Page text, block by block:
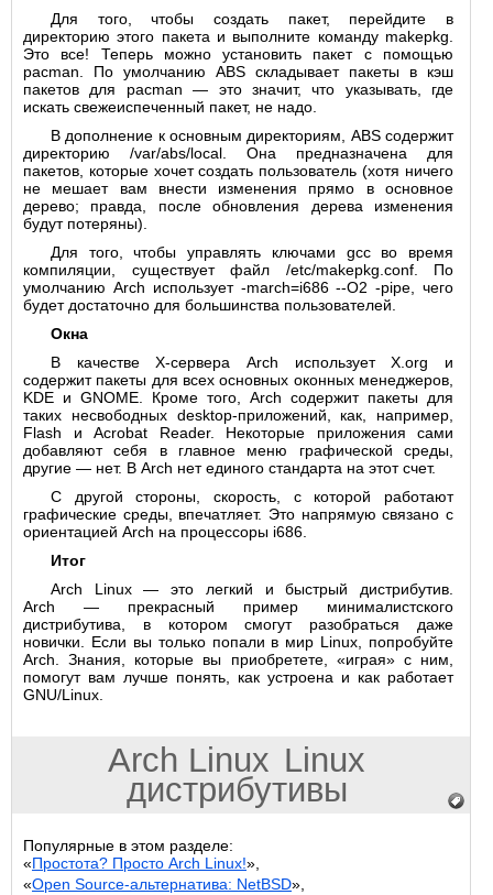
Для того, чтобы создать пакет, перейдите в
директорию этого пакета и выполните команду makepkg.
Это все! Теперь можно установить пакет с помощью
pacman. По умолчанию ABS складывает пакеты в кэш
пакетов для pacman — это значит, что указывать, где
искать свежеиспеченный пакет, не надо.
В дополнение к основным директориям, ABS содержит
директорию /var/abs/local. Она предназначена для
пакетов, которые хочет создать пользователь (хотя ничего
не мешает вам внести изменения прямо в основное
дерево; правда, после обновления дерева изменения
будут потеряны).
Для того, чтобы управлять ключами gcc во время
компиляции, существует файл /etc/makepkg.conf. По
умолчанию Arch использует -march=i686 --O2 -pipe, чего
будет достаточно для большинства пользователей.
Окна
В качестве X-сервера Arch использует X.org и
содержит пакеты для всех основных оконных менеджеров,
KDE и GNOME. Кроме того, Arch содержит пакеты для
таких несвободных desktop-приложений, как, например,
Flash и Acrobat Reader. Некоторые приложения сами
добавляют себя в главное меню графической среды,
другие — нет. В Arch нет единого стандарта на этот счет.
С другой стороны, скорость, с которой работают
графические среды, впечатляет. Это напрямую связано с
ориентацией Arch на процессоры i686.
Итог
Arch Linux — это легкий и быстрый дистрибутив.
Arch — прекрасный пример минималистского
дистрибутива, в котором смогут разобраться даже
новички. Если вы только попали в мир Linux, попробуйте
Arch. Знания, которые вы приобретете, «играя» с ним,
помогут вам лучше понять, как устроена и как работает
GNU/Linux.
Arch Linux Linux
дистрибутивы
Популярные в этом разделе:
«Простота? Просто Arch Linux!»,
«Open Source-альтернатива: NetBSD»,